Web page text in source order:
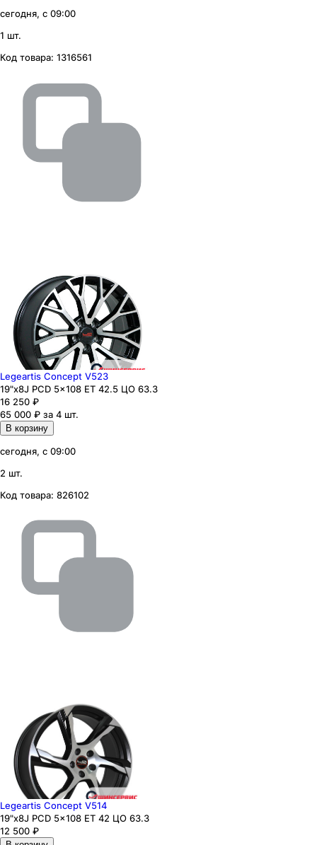
сегодня, с 09:00
1 шт.
Код товара: 1316561
Legeartis Concept V523
19"x8J PCD 5x108 ЕТ 42.5 ЦО 63.3
16 250 ₽
65 000 ₽ за 4 шт.
В корзину
сегодня, с 09:00
2 шт.
Код товара: 826102
Legeartis Concept V514
19"x8J PCD 5x108 ЕТ 42 ЦО 63.3
12 500 ₽